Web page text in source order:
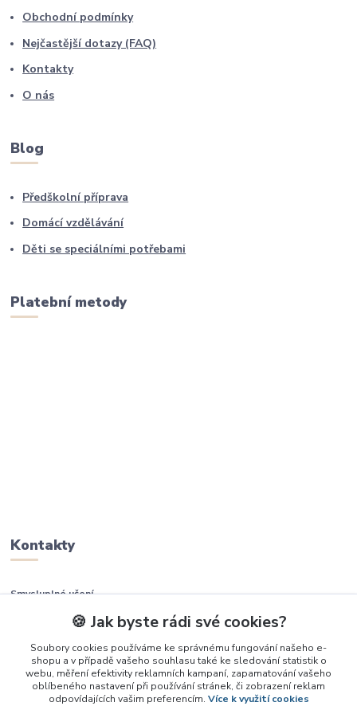
Obchodní podmínky
Nejčastější dotazy (FAQ)
Kontakty
O nás
Blog
Předškolní příprava
Domácí vzdělávání
Děti se speciálními potřebami
Platební metody
Kontakty
Smysluplné učení
+420 737 937 936
info@smysluplneuceni.cz
🍪 Jak byste rádi své cookies?
Soubory cookies používáme ke správnému fungování našeho e-
shopu a v případě vašeho souhlasu také ke sledování statistik o
webu, měření efektivity reklamních kampaní, zapamatování vašeho
oblíbeného nastavení při používání stránek, či zobrazení reklam
odpovídajících vašim preferencím. Více k využití cookies